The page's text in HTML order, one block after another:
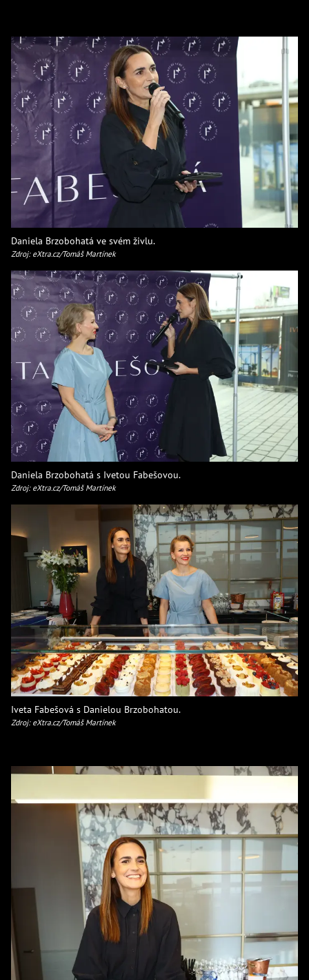
Daniela Brzobohatá ve svém živlu.
Zdroj: eXtra.cz/Tomáš Martínek
Daniela Brzobohatá s Ivetou Fabešovou.
Zdroj: eXtra.cz/Tomáš Martínek
Iveta Fabešová s Danielou Brzobohatou.
Zdroj: eXtra.cz/Tomáš Martínek